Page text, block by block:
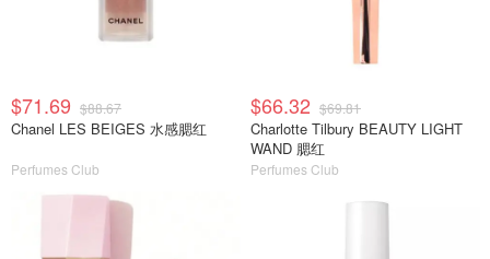
$71.69 $88.67
Chanel LES BEIGES 水感腮红
Perfumes Club
$66.32 $69.81
Charlotte Tilbury BEAUTY LIGHT
WAND 腮红
Perfumes Club